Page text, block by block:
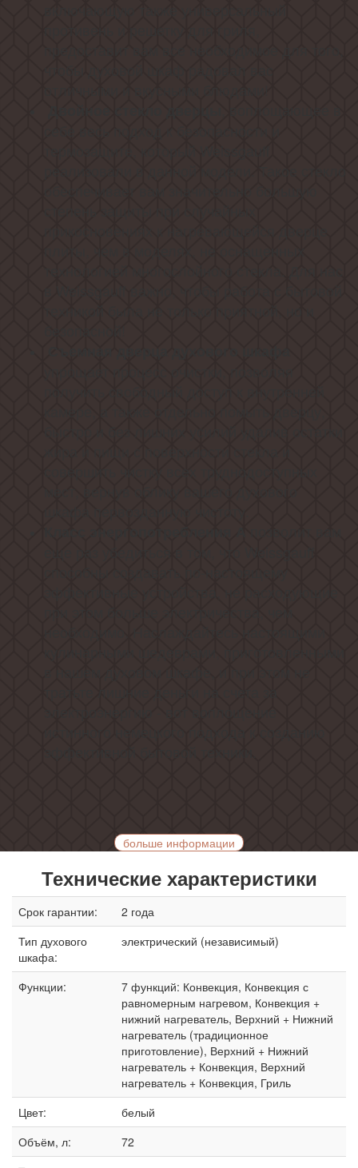
больше информации
Технические характеристики
Срок гарантии:
2 года
Тип духового
шкафа:
электрический (независимый)
Функции:
7 функций: Конвекция, Конвекция с
равномерным нагревом, Конвекция +
нижний нагреватель, Верхний + Нижний
нагреватель (традиционное
приготовление), Верхний + Нижний
нагреватель + Конвекция, Верхний
нагреватель + Конвекция, Гриль
Цвет:
белый
Объём, л:
72